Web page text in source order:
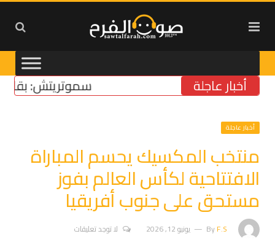
أخبار عاجلة سموتريتش: بقاء
أخبار عاجلة
منتخب المكسيك يحسم المباراة
الافتتاحية لكأس العالم بفوز
مستحق على جنوب أفريقيا
ByF.S يونيو 12, 2026 لا توجد تعليقات